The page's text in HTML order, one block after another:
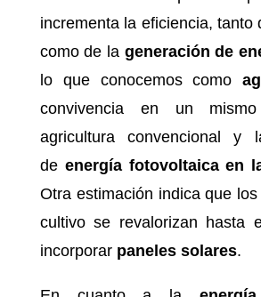
incrementa la eficiencia, tanto
como de la generación de
lo que conocemos como
convivencia en un
agricultura convencional y
de energía fotovoltaica en
Otra estimación indica que
cultivo se revalorizan hasta
incorporar paneles solares.